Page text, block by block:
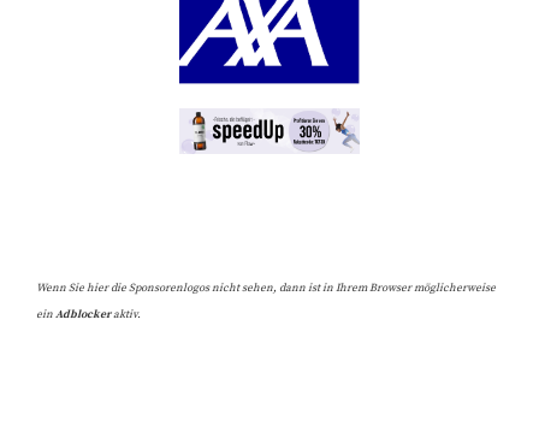
Wenn Sie hier die Sponsorenlogos nicht sehen, dann ist in Ihrem Browser möglicherweise
einAdblockeraktiv.